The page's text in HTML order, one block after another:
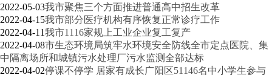
2022-05-03我市聚焦三个方面推进普通高中招生改革
2022-04-15我市部分医疗机构有序恢复正常诊疗工作
2022-04-11我市1116家规上工业企业复工复产
2022-04-08市生态环境局筑牢水环境安全防线全市定点医院、集
中隔离场所和城镇污水处理厂污水监测全部达标
2022-04-02停课不停学 居家有成长广阳区51146名中小学生参与